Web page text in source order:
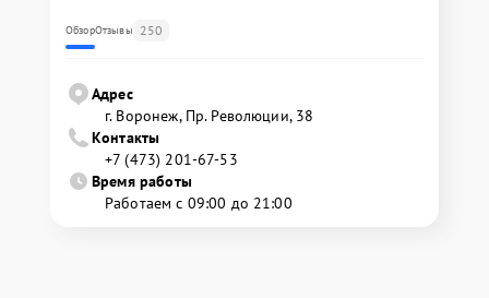
ОбзорОтзывы 250
Адрес
г. Воронеж, Пр. Революции, 38
Контакты
+7 (473) 201-67-53
Время работы
Работаем с 09:00 до 21:00